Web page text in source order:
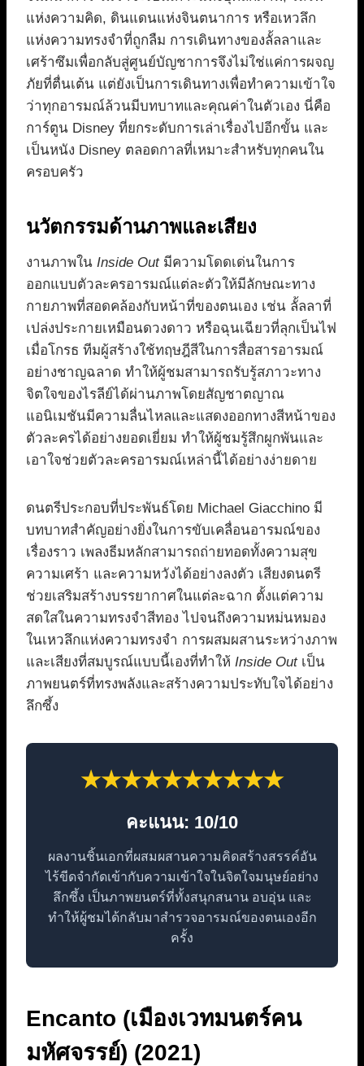
แห่งความคิด, ดินแดนแห่งจินตนาการ หรือเหวลึก
แห่งความทรงจำที่ถูกลืม การเดินทางของลั้ลลาและ
เศร้าซึมเพื่อกลับสู่ศูนย์บัญชาการจึงไม่ใช่แค่การผจญ
ภัยที่ตื่นเต้น แต่ยังเป็นการเดินทางเพื่อทำความเข้าใจ
ว่าทุกอารมณ์ล้วนมีบทบาทและคุณค่าในตัวเอง นี่คือ
การ์ตูน Disney ที่ยกระดับการเล่าเรื่องไปอีกขั้น และ
เป็นหนัง Disney ตลอดกาลที่เหมาะสำหรับทุกคนใน
ครอบครัว
นวัตกรรมด้านภาพและเสียง
งานภาพใน Inside Outมีความโดดเด่นในการ
ออกแบบตัวละครอารมณ์แต่ละตัวให้มีลักษณะทาง
กายภาพที่สอดคล้องกับหน้าที่ของตนเอง เช่น ลั้ลลาที่
เปล่งประกายเหมือนดวงดาว หรือฉุนเฉียวที่ลุกเป็นไฟ
เมื่อโกรธ ทีมผู้สร้างใช้ทฤษฎีสีในการสื่อสารอารมณ์
อย่างชาญฉลาด ทำให้ผู้ชมสามารถรับรู้สภาวะทาง
จิตใจของไรลีย์ได้ผ่านภาพโดยสัญชาตญาณ
แอนิเมชันมีความลื่นไหลและแสดงออกทางสีหน้าของ
ตัวละครได้อย่างยอดเยี่ยม ทำให้ผู้ชมรู้สึกผูกพันและ
เอาใจช่วยตัวละครอารมณ์เหล่านี้ได้อย่างง่ายดาย
ดนตรีประกอบที่ประพันธ์โดย Michael Giacchino มี
บทบาทสำคัญอย่างยิ่งในการขับเคลื่อนอารมณ์ของ
เรื่องราว เพลงธีมหลักสามารถถ่ายทอดทั้งความสุข
ความเศร้า และความหวังได้อย่างลงตัว เสียงดนตรี
ช่วยเสริมสร้างบรรยากาศในแต่ละฉาก ตั้งแต่ความ
สดใสในความทรงจำสีทอง ไปจนถึงความหม่นหมอง
ในเหวลึกแห่งความทรงจำ การผสมผสานระหว่างภาพ
และเสียงที่สมบูรณ์แบบนี้เองที่ทำให้ Inside Outเป็น
ภาพยนตร์ที่ทรงพลังและสร้างความประทับใจได้อย่าง
ลึกซึ้ง
★★★★★★★★★★
คะแนน: 10/10
ผลงานชิ้นเอกที่ผสมผสานความคิดสร้างสรรค์อัน
ไร้ขีดจำกัดเข้ากับความเข้าใจในจิตใจมนุษย์อย่าง
ลึกซึ้ง เป็นภาพยนตร์ที่ทั้งสนุกสนาน อบอุ่น และ
ทำให้ผู้ชมได้กลับมาสำรวจอารมณ์ของตนเองอีก
ครั้ง
Encanto (เมืองเวทมนตร์คน
มหัศจรรย์) (2021)